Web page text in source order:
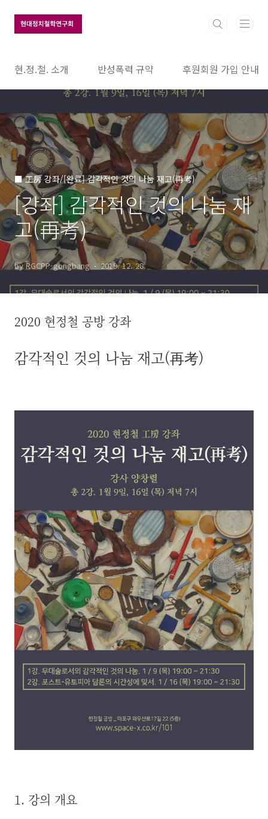
현.정.철. 소개 반성폭력 규약 후원회원 가입 안내
■ 工房 강좌/[완료] 감각적인 것의 나눔 재고(再考)
[강좌] 감각적인 것의 나눔 재
고(再考)
by RGCPP-gongbang 2019. 12. 28.
2020 현정철 공방 강좌
감각적인 것의 나눔 재고(再考)
1. 강의 개요